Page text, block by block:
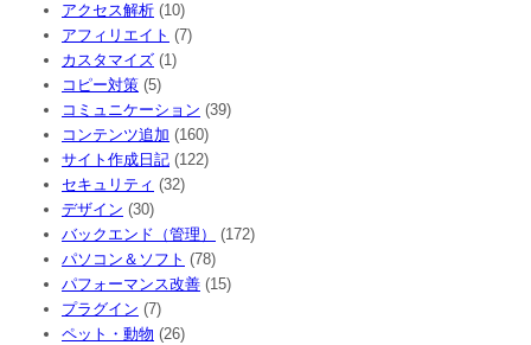
アクセス解析 (10)
アフィリエイト (7)
カスタマイズ (1)
コピー対策 (5)
コミュニケーション (39)
コンテンツ追加 (160)
サイト作成日記 (122)
セキュリティ (32)
デザイン (30)
バックエンド（管理）
(172)
パソコン＆ソフト (78)
パフォーマンス改善 (15)
プラグイン (7)
ペット・動物 (26)